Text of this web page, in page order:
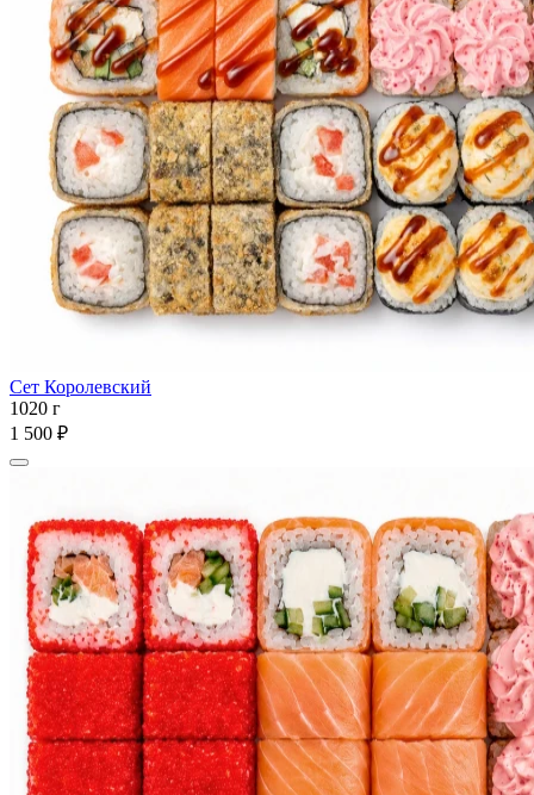
Сет Королевский
1020 г
1 500 ₽